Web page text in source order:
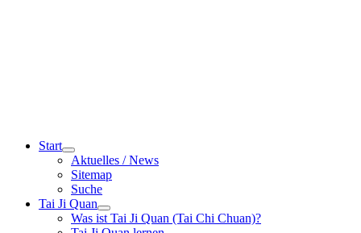
Start
Aktuelles / News
Sitemap
Suche
Tai Ji Quan
Was ist Tai Ji Quan (Tai Chi Chuan)?